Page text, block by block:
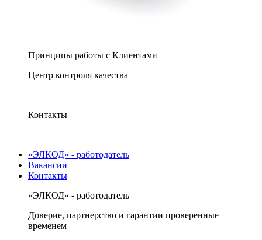
Принципы работы с Клиентами
Центр контроля качества
Контакты
«ЭЛКОД» - работодатель
Вакансии
Контакты
«ЭЛКОД» - работодатель
Доверие, партнерство и гарантии проверенные
временем